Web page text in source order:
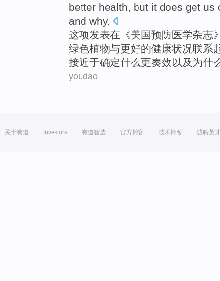
better health, but it does get us
and why.
这项发表在 《美国预防医学杂志
绿色植物与更好的健康状况联系
接近于确定什么更奏效以及为什
youdao
关于有道 Investors 有道智选 官方博客 技术博客 诚聘英才